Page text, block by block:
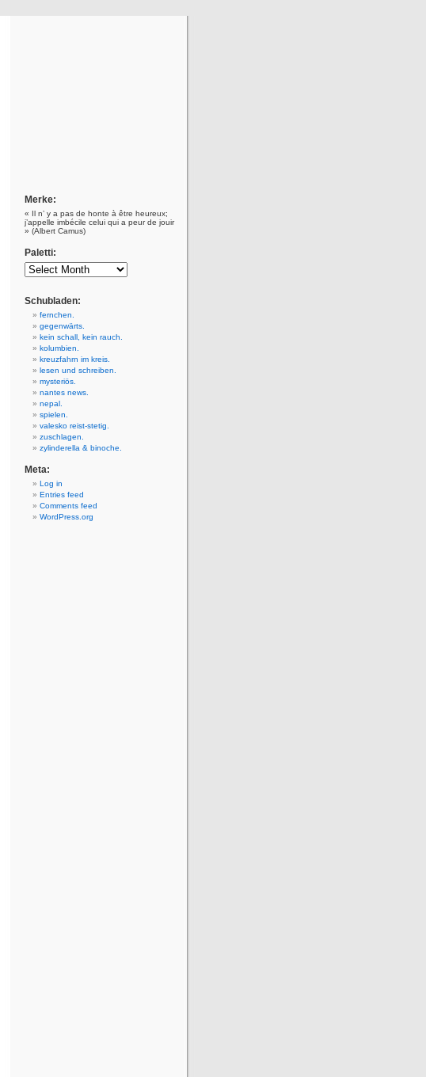
Merke:
« Il n’ y a pas de honte à être heureux;
j’appelle imbécile celui qui a peur de jouir
» (Albert Camus)
Paletti:
Schubladen:
fernchen.
gegenwärts.
kein schall, kein rauch.
kolumbien.
kreuzfahrn im kreis.
lesen und schreiben.
mysteriös.
nantes news.
nepal.
spielen.
valesko reist-stetig.
zuschlagen.
zylinderella & binoche.
Meta:
Log in
Entries feed
Comments feed
WordPress.org